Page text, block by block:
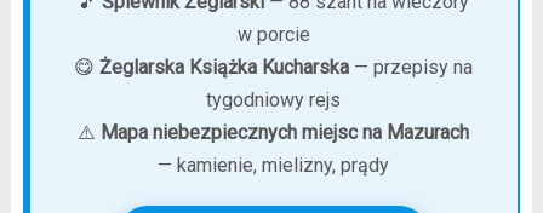
w porcie
😋Żeglarska Książka Kucharska — przepisy na
tygodniowy rejs
⚠️ Mapa niebezpiecznych miejsc na Mazurach
— kamienie, mielizny, prądy